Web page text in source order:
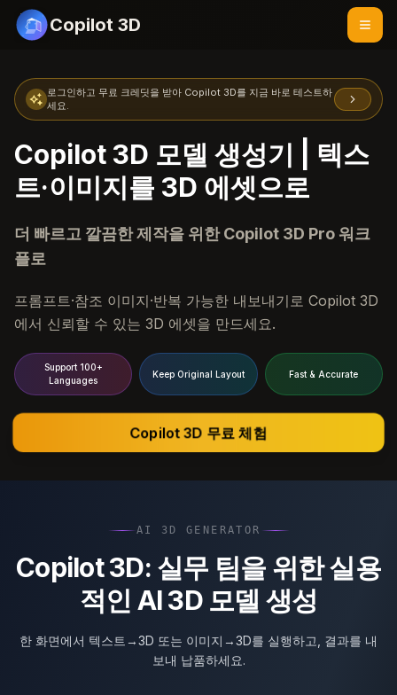
Copilot 3D
로그인하고 무료 크레딧을 받아 Copilot 3D를 지금 바로 테스트하
세요.
Copilot 3D 모델 생성기 | 텍스
트·이미지를 3D 에셋으로
더 빠르고 깔끔한 제작을 위한 Copilot 3D Pro 워크
플로
프롬프트·참조 이미지·반복 가능한 내보내기로 Copilot 3D
에서 신뢰할 수 있는 3D 에셋을 만드세요.
Support 100+
Languages
Keep Original Layout Fast & Accurate
Copilot 3D 무료 체험
AI 3D GENERATOR
Copilot 3D: 실무 팀을 위한 실용
적인 AI 3D 모델 생성
한 화면에서 텍스트→3D 또는 이미지→3D를 실행하고, 결과를 내
보내 납품하세요.